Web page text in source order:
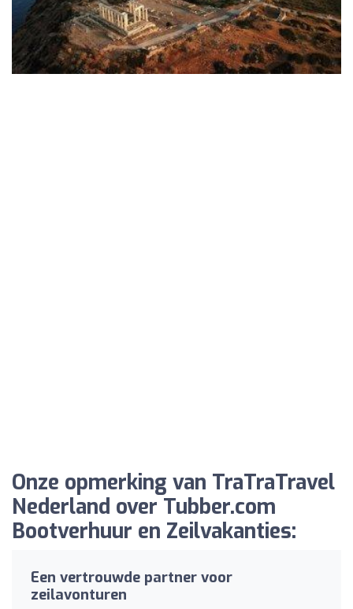
Onze opmerking van TraTraTravel
Nederland over Tubber.com
Bootverhuur en Zeilvakanties:
Een vertrouwde partner voor
zeilavonturen